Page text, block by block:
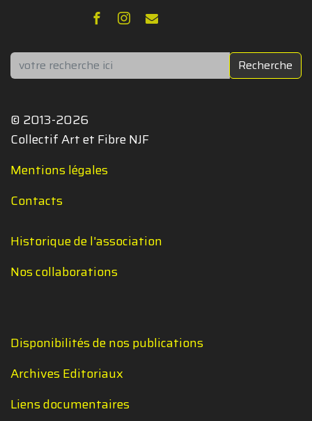
Rechercher Recherche
© 2013-2026
Collectif Art et Fibre NJF
Mentions légales
Contacts
Historique de l'association
Nos collaborations
Disponibilités de nos publications
Archives Editoriaux
Liens documentaires